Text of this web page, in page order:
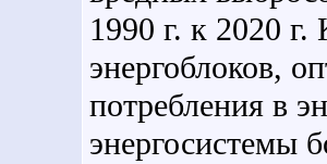
1990 г. к 2020
энергоблоков,
потребления в
энергосистемы